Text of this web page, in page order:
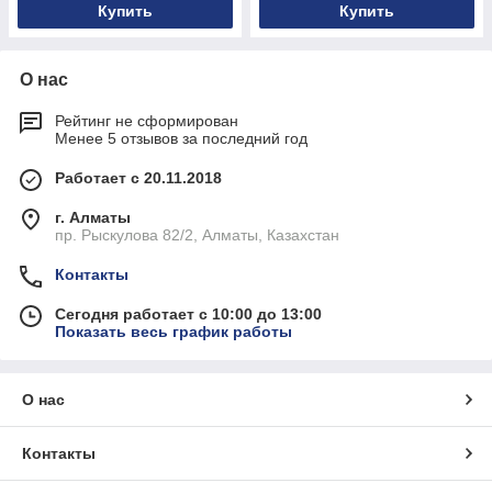
Купить Купить
О нас
Рейтинг не сформирован
Менее 5 отзывов за последний год
Работает с 20.11.2018
г. Алматы
пр. Рыскулова 82/2, Алматы, Казахстан
Контакты
Сегодня работает с 10:00 до 13:00
Показать весь график работы
О нас
Контакты